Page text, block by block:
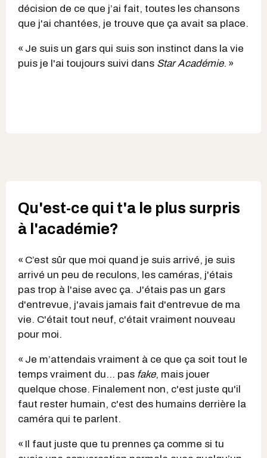
décision de ce que j’ai fait, toutes les chansons
que j'ai chantées, je trouve que ça avait sa place.
« Je suis un gars qui suis son instinct dans la vie
puis je l'ai toujours suivi dans Star Académie. »
Qu'est-ce qui t'a le plus surpris
à l'académie?
« C’est sûr que moi quand je suis arrivé, je suis
arrivé un peu de reculons, les caméras, j'étais
pas trop à l'aise avec ça. J'étais pas un gars
d'entrevue, j'avais jamais fait d'entrevue de ma
vie. C'était tout neuf, c'était vraiment nouveau
pour moi.
« Je m’attendais vraiment à ce que ça soit tout le
temps vraiment du… pas fake, mais jouer
quelque chose. Finalement non, c'est juste qu'il
faut rester humain, c'est des humains derrière la
caméra qui te parlent.
« Il faut juste que tu prennes ça comme si tu